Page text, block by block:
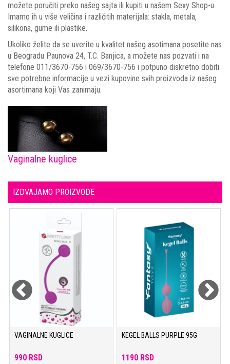
možete poručiti preko našeg sajta ili kupiti u našem Sexy Shop-u.
Imamo ih u više veličina i različitih materijala: stakla, metala,
silikona, gume ili plastike.
Ukoliko želite da se uverite u kvalitet našeg asotimana posetite nas
u Beogradu Paunova 24, T.C. Banjica, a možete nas pozvati i na
telefone 011/3670-756 i 069/3670-756 i potpuno diskretno dobiti
sve potrebne informacije u vezi kupovine svih proizvoda iz našeg
asortimana koji Vas zanimaju.
Vaginalne kuglice
IZDVAJAMO PROIZVODE
VAGINALNE KUGLICE
990 RSD
KEGEL BALLS PURPLE 95G
1190 RSD